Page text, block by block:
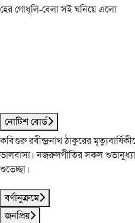
হের গোধূলি-বেলা সই ঘনিয়ে এলো
নোটিশ বোর্ড
কবিগুরু রবীন্দ্রনাথ ঠাকুরের
ভালবাসা। নজরুলগীতির সকল
শুভেচ্ছা।
বর্ণানুক্রমে
জনপ্রিয়